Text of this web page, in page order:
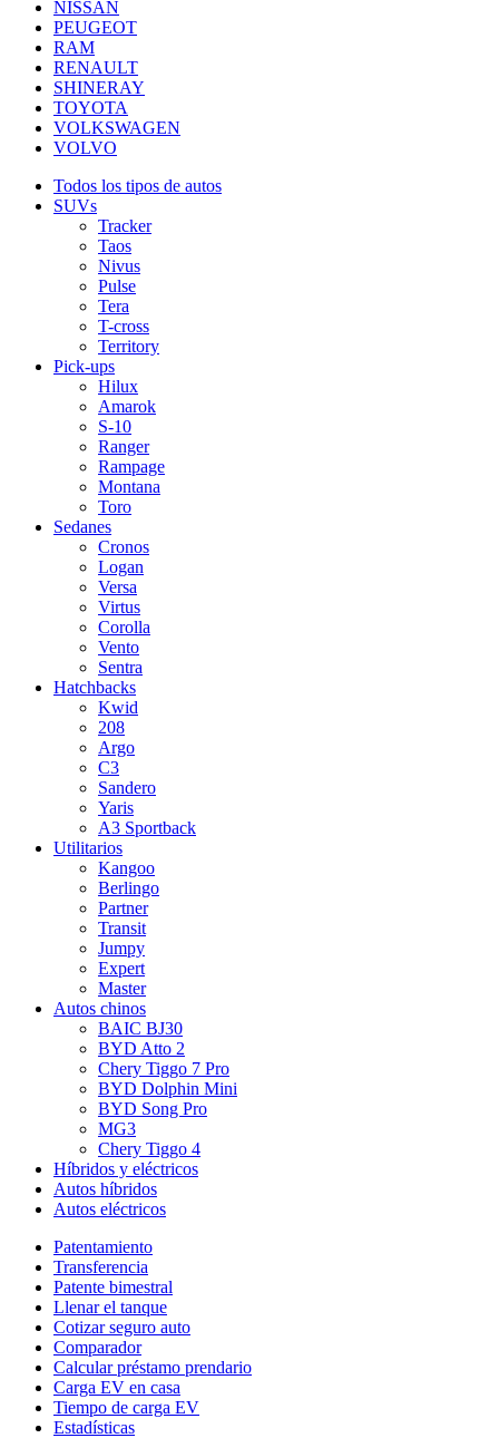
NISSAN
PEUGEOT
RAM
RENAULT
SHINERAY
TOYOTA
VOLKSWAGEN
VOLVO
Todos los tipos de autos
SUVs
Tracker
Taos
Nivus
Pulse
Tera
T-cross
Territory
Pick-ups
Hilux
Amarok
S-10
Ranger
Rampage
Montana
Toro
Sedanes
Cronos
Logan
Versa
Virtus
Corolla
Vento
Sentra
Hatchbacks
Kwid
208
Argo
C3
Sandero
Yaris
A3 Sportback
Utilitarios
Kangoo
Berlingo
Partner
Transit
Jumpy
Expert
Master
Autos chinos
BAIC BJ30
BYD Atto 2
Chery Tiggo 7 Pro
BYD Dolphin Mini
BYD Song Pro
MG3
Chery Tiggo 4
Híbridos y eléctricos
Autos híbridos
Autos eléctricos
Patentamiento
Transferencia
Patente bimestral
Llenar el tanque
Cotizar seguro auto
Comparador
Calcular préstamo prendario
Carga EV en casa
Tiempo de carga EV
Estadísticas